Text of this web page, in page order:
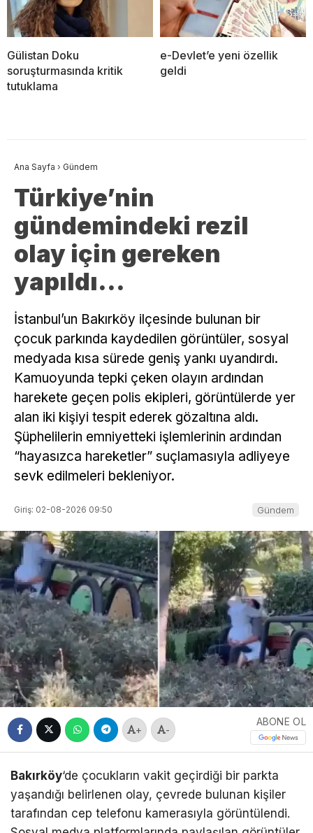
Gülistan Doku
soruşturmasında kritik
tutuklama
e-Devlet’e yeni özellik
geldi
Ana Sayfa › Gündem
Türkiye’nin
gündemindeki rezil
olay için gereken
yapıldı…
İstanbul’un Bakırköy ilçesinde bulunan bir
çocuk parkında kaydedilen görüntüler, sosyal
medyada kısa sürede geniş yankı uyandırdı.
Kamuoyunda tepki çeken olayın ardından
harekete geçen polis ekipleri, görüntülerde yer
alan iki kişiyi tespit ederek gözaltına aldı.
Şüphelilerin emniyetteki işlemlerinin ardından
“hayasızca hareketler” suçlamasıyla adliyeye
sevk edilmeleri bekleniyor.
Giriş: 02-08-2026 09:50 Gündem
+ -
ABONE OL
Bakırköy‘de çocukların vakit geçirdiği bir parkta
yaşandığı belirlenen olay, çevrede bulunan kişiler
tarafından cep telefonu kamerasıyla görüntülendi.